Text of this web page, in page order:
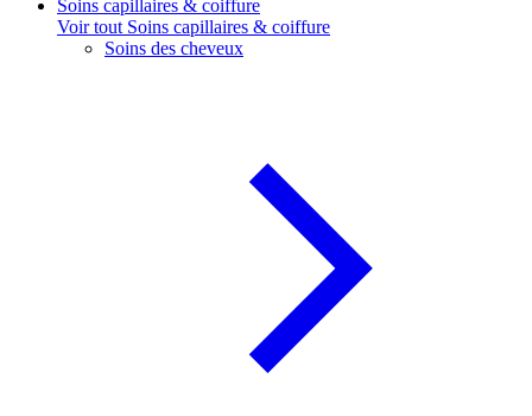
Soins capillaires & coiffure
Voir tout Soins capillaires & coiffure
Soins des cheveux